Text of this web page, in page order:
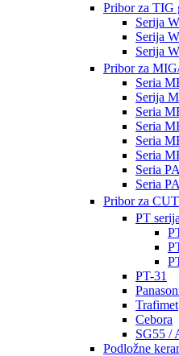
Pribor za TIG
Serija
Serija
Serija
Pribor za
Seria
Serija
Seria
Seria
Seria
Seria
Seria
Seria
Pribor za
PT serija
PT-31
Trafimet
Cebora
SG55 /
Podložne